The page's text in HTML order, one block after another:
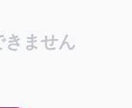
ません